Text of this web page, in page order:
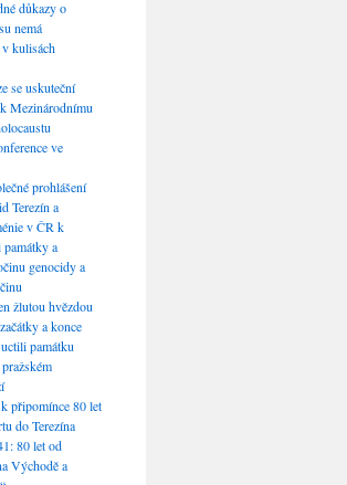
důkazy o
nemá
kulisách
se uskuteční
Mezinárodnímu
ve
prohlášení
Terezín a
v ČR k
a
genocidy a
žlutou hvězdou
a konce
památku
připomínce 80 let
do Terezína
80 let od
Východě a